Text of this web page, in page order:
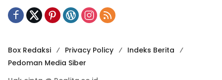
Box Redaksi Privacy Policy
Indeks Berita
Pedoman Media Siber